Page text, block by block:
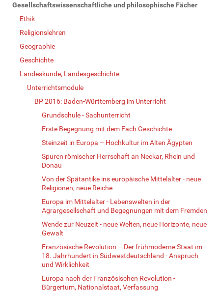
Gesellschaftswissenschaftliche und philosophische Fächer
Ethik
Religionslehren
Geographie
Geschichte
Landeskunde, Landesgeschichte
Unterrichtsmodule
BP 2016: Baden-Württemberg im Unterricht
Grundschule - Sachunterricht
Erste Begegnung mit dem Fach Geschichte
Steinzeit in Europa – Hochkultur im Alten Ägypten
Spuren römischer Herrschaft an Neckar, Rhein und
Donau
Von der Spätantike ins europäische Mittelalter - neue
Religionen, neue Reiche
Europa im Mittelalter - Lebenswelten in der
Agrargesellschaft und Begegnungen mit dem Fremden
Wende zur Neuzeit - neue Welten, neue Horizonte, neue
Gewalt
Französische Revolution – Der frühmoderne Staat im
18. Jahrhundert in Südwestdeutschland - Anspruch
und Wirklichkeit
Europa nach der Französischen Revolution -
Bürgertum, Nationalstaat, Verfassung